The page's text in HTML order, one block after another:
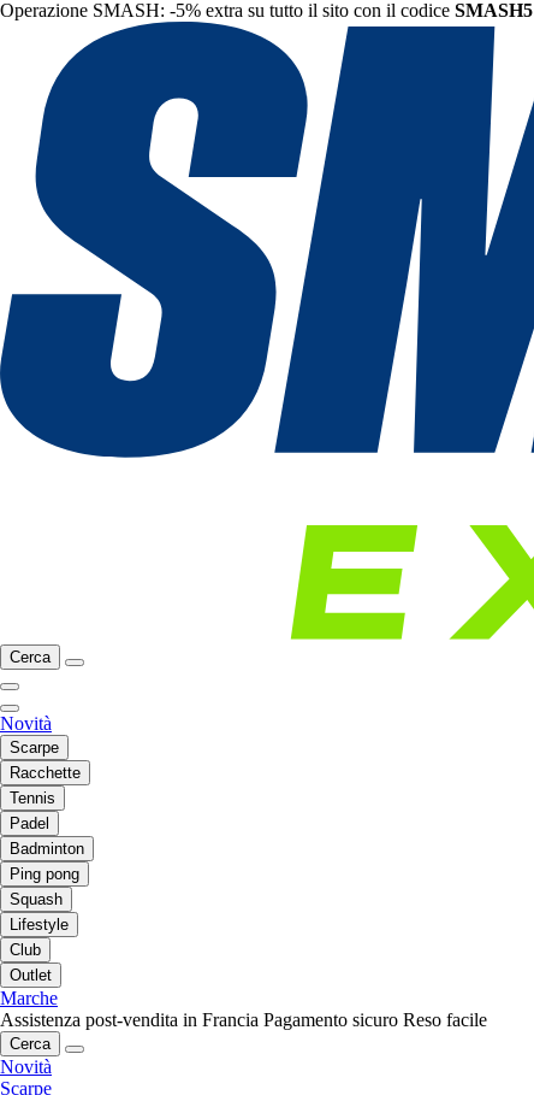
Operazione SMASH: -5% extra su tutto il sito con il codice SMASH5
Cerca
Novità
Scarpe
Racchette
Tennis
Padel
Badminton
Ping pong
Squash
Lifestyle
Club
Outlet
Marche
Assistenza post-vendita in Francia Pagamento sicuro Reso facile
Cerca
Novità
Scarpe